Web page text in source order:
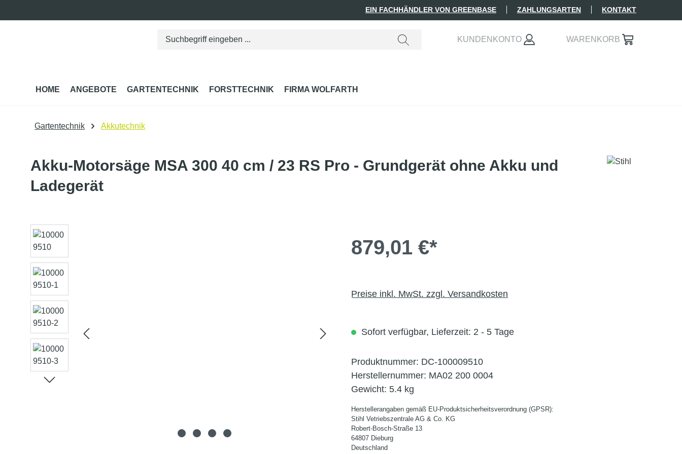
EIN FACHHÄNDLER VON GREENBASE ZAHLUNGSARTEN KONTAKT
KUNDENKONTO WARENKORB
HOME ANGEBOTE GARTENTECHNIK FORSTTECHNIK FIRMA WOLFARTH
Gartentechnik Akkutechnik
Akku-Motorsäge MSA 300 40 cm / 23 RS Pro - Grundgerät ohne Akku und
Ladegerät
Bildergalerie überspringen
879,01 €*
Preise inkl. MwSt. zzgl. Versandkosten
Sofort verfügbar, Lieferzeit: 2 - 5 Tage
Produktnummer: DC-100009510
Herstellernummer: MA02 200 0004
Gewicht: 5.4 kg
Herstellerangaben gemäß EU-Produktsicherheitsverordnung (GPSR):
Stihl Vetriebszentrale AG & Co. KG
Robert-Bosch-Straße 13
64807 Dieburg
Deutschland